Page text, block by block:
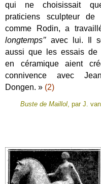
qui ne choisissait
praticiens sculpteur de
comme Rodin, a
longtemps’’ avec lui. Il
aussi que les essais de
en céramique aient
connivence avec
Dongen. » (2)
Buste de Maillol, par J.